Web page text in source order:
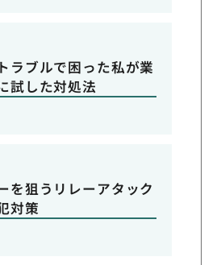
ラブルで困った私が業
試した対処法
を狙うリレーアタック
対策